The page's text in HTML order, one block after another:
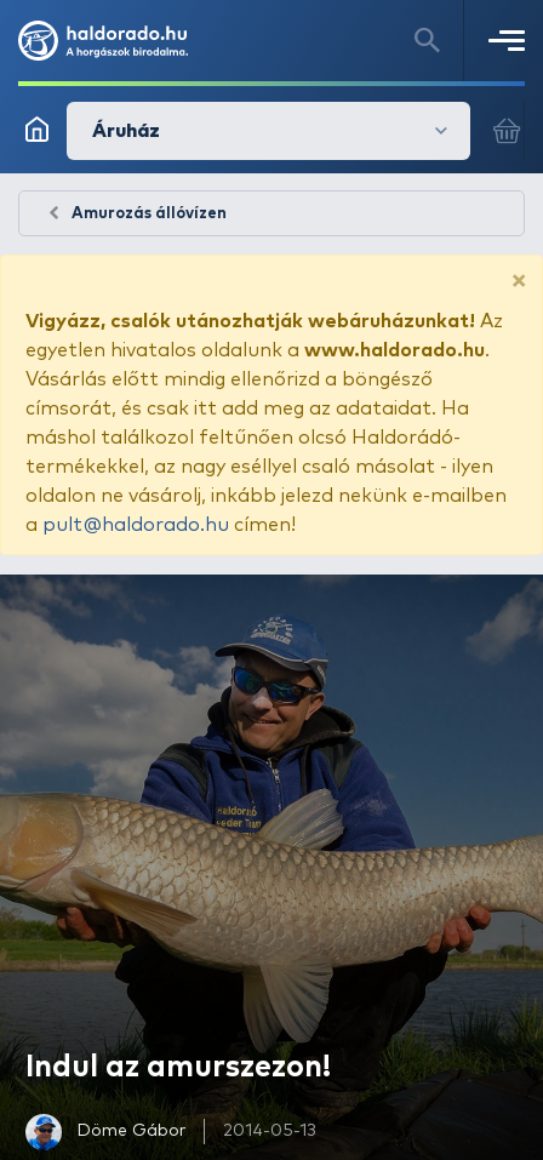
Áruház
Amurozás állóvízen
×
Vigyázz, csalók utánozhatják webáruházunkat! Az
egyetlen hivatalos oldalunk a www.haldorado.hu.
Vásárlás előtt mindig ellenőrizd a böngésző
címsorát, és csak itt add meg az adataidat. Ha
máshol találkozol feltűnően olcsó Haldorádó-
termékekkel, az nagy eséllyel csaló másolat - ilyen
oldalon ne vásárolj, inkább jelezd nekünk e-mailben
a pult@haldorado.hu címen!
Indul az amurszezon!
Döme Gábor 2014-05-13